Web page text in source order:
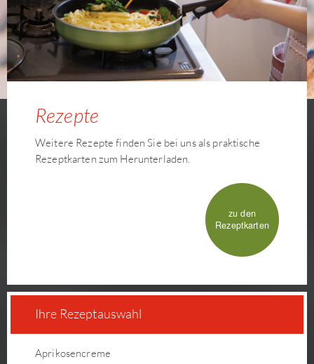
Rezepte
Weitere Rezepte finden Sie bei uns als praktische
Rezeptkarten zum Herunterladen.
zu den
Rezeptkarten
Ihre Rezeptauswahl
Aprikosencreme